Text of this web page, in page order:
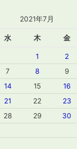
2021年7月
水 木 金
1 2
7 8 9
14 15 16
21 22 23
28 29 30